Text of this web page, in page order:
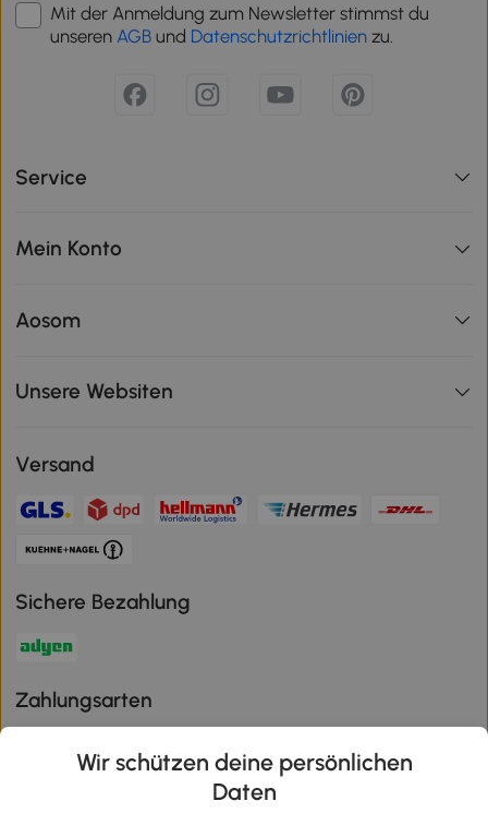
Mit der Anmeldung zum Newsletter stimmst du
unseren AGB und Datenschutzrichtlinien zu.
Service
Mein Konto
Aosom
Unsere Websiten
Versand
Sichere Bezahlung
Zahlungsarten
Wir schützen deine persönlichen
Daten